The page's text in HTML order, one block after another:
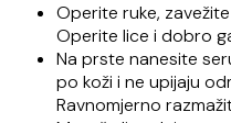
Operite ruke,
Operite lice i dobro
Na prste nanesite
po koži i ne upijaju
Ravnomjerno